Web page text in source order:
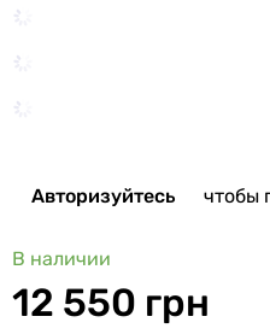
Авторизуйтесь чтобы
В наличии
12 550 грн